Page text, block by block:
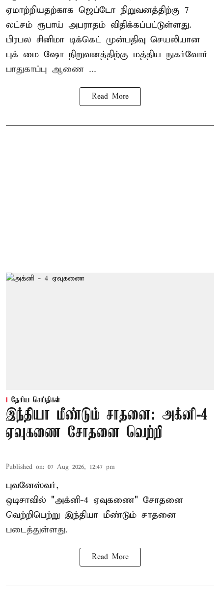
ஏமாற்றியதற்காக ஜெப்டோ நிறுவனத்திற்கு 7
லட்சம் ரூபாய் அபராதம் விதிக்கப்பட்டுள்ளது.
பிரபல சினிமா டிக்கெட் முன்பதிவு செயலியான
புக் மை ஷோ நிறுவனத்திற்கு மத்திய நுகர்வோர்
பாதுகாப்பு ஆணை ...
Read More
தேசிய செய்திகள்
இந்தியா மீண்டும் சாதனை: அக்னி-4
ஏவுகணை சோதனை வெற்றி
Published on: 07 Aug 2026, 12:47 pm
புவனேஸ்வர்,
ஒடிசாவில் "அக்னி-4 ஏவுகணை" சோதனை
வெற்றிபெற்று இந்தியா மீண்டும் சாதனை
படைத்துள்ளது.
Read More